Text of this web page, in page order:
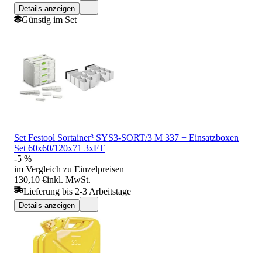
Details anzeigen
Günstig im Set
Set Festool Sortainer³ SYS3-SORT/3 M 337 + Einsatzboxen
Set 60x60/120x71 3xFT
-5 %
im Vergleich zu Einzelpreisen
130,10 €inkl. MwSt.
Lieferung bis 2-3 Arbeitstage
Details anzeigen